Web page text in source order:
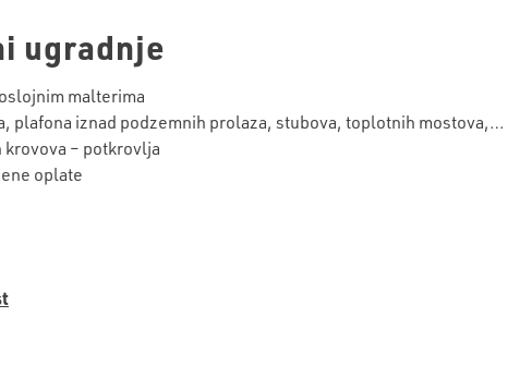
ugradnje
malterima
plafona iznad podzemnih prolaza, stubova, toplotnih mostova,…
– potkrovlja
oplate